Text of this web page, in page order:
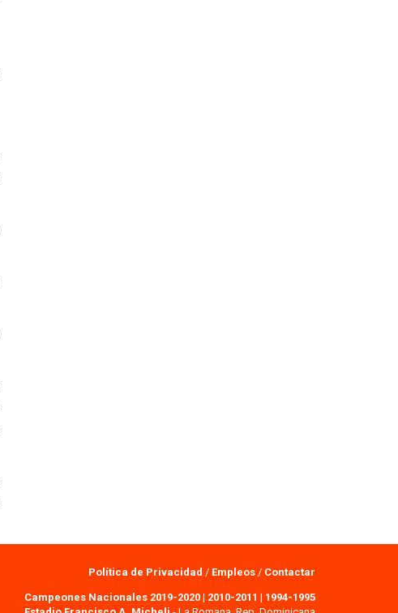
Política de Privacidad / Empleos / Contactar
Campeones Nacionales 2019-2020 | 2010-2011 | 1994-1995